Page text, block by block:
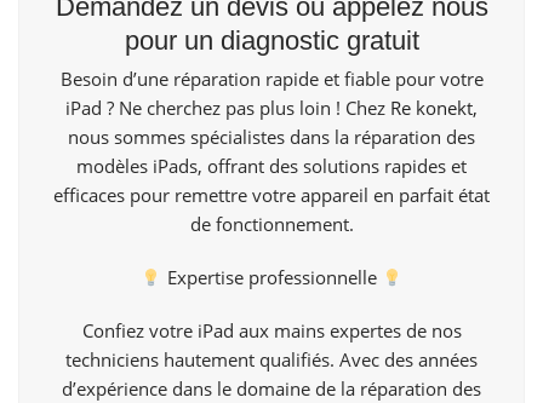
Demandez un devis ou appelez nous
pour un diagnostic gratuit
Besoin d’une réparation rapide et fiable pour votre
iPad ? Ne cherchez pas plus loin ! Chez Re konekt,
nous sommes spécialistes dans la réparation des
modèles iPads, offrant des solutions rapides et
efficaces pour remettre votre appareil en parfait état
de fonctionnement.
Expertise professionnelle
Confiez votre iPad aux mains expertes de nos
techniciens hautement qualifiés. Avec des années
d’expérience dans le domaine de la réparation des